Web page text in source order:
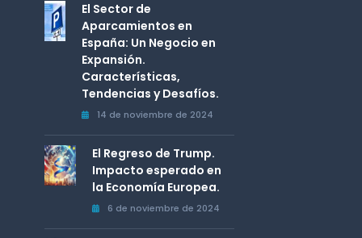
El Sector de
Aparcamientos en
España: Un Negocio en
Expansión.
Características,
Tendencias y Desafíos.
14 de noviembre de 2024
El Regreso de Trump.
Impacto esperado en
la Economía Europea.
6 de noviembre de 2024